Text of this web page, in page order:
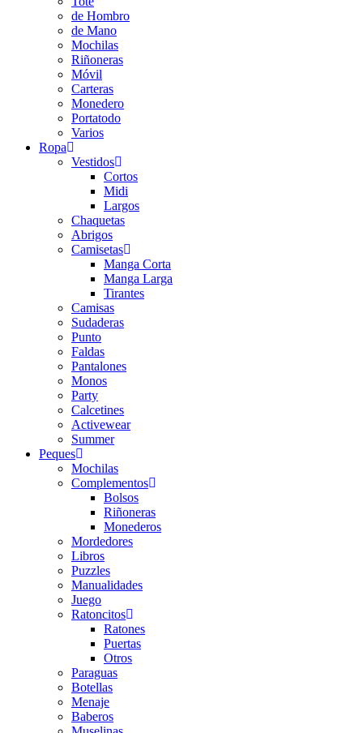
de Hombro
de Mano
Mochilas
Riñoneras
Móvil
Carteras
Monedero
Portatodo
Varios
Ropa
Vestidos
Cortos
Midi
Largos
Chaquetas
Abrigos
Camisetas
Manga Corta
Manga Larga
Tirantes
Camisas
Sudaderas
Punto
Faldas
Pantalones
Monos
Party
Calcetines
Activewear
Summer
Peques
Mochilas
Complementos
Bolsos
Riñoneras
Monederos
Mordedores
Libros
Puzzles
Manualidades
Juego
Ratoncitos
Ratones
Puertas
Otros
Paraguas
Botellas
Menaje
Baberos